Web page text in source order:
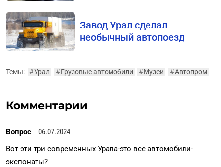
Завод Урал сделал
необычный автопоезд
Темы: #Урал #Грузовые автомобили #Музеи #Автопром
Комментарии
Вопрос
06.07.2024
Вот эти три современных Урала-это все автомобили-
экспонаты?